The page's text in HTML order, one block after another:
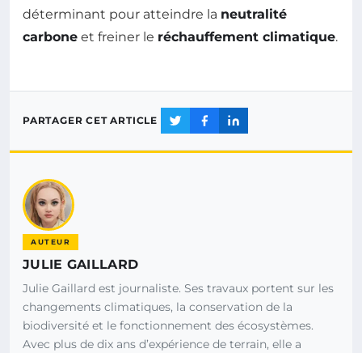
déterminant pour atteindre la neutralité
carbone et freiner le réchauffement climatique.
PARTAGER CET ARTICLE
AUTEUR
JULIE GAILLARD
Julie Gaillard est journaliste. Ses travaux portent sur les
changements climatiques, la conservation de la
biodiversité et le fonctionnement des écosystèmes.
Avec plus de dix ans d’expérience de terrain, elle a